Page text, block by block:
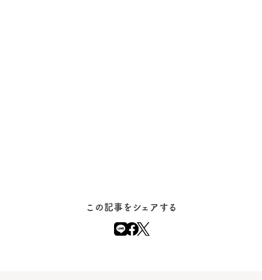
この記事をシェアする